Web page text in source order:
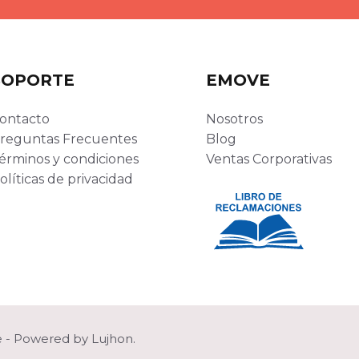
Frecuentes
y condiciones
de privacidad
EMOVE
Nosotros
Blog
Ventas Corporativas
- Powered by Lujhon.